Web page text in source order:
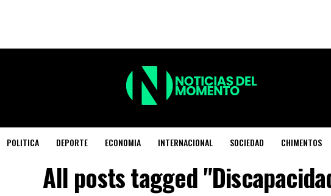
POLITICA DEPORTE ECONOMIA INTERNACIONAL SOCIEDAD CHIMENTOS
All posts tagged